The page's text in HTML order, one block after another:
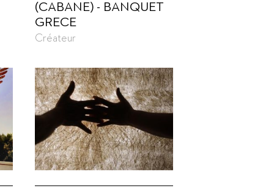
(CABANE) - BANQUET
GRECE
Créateur